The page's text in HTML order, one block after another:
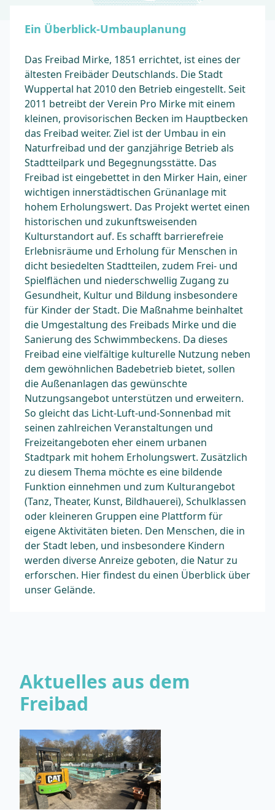
Ein Überblick-Umbauplanung
Das Freibad Mirke, 1851 errichtet, ist eines der
ältesten Freibäder Deutschlands. Die Stadt
Wuppertal hat 2010 den Betrieb eingestellt. Seit
2011 betreibt der Verein Pro Mirke mit einem
kleinen, provisorischen Becken im Hauptbecken
das Freibad weiter. Ziel ist der Umbau in ein
Naturfreibad und der ganzjährige Betrieb als
Stadtteilpark und Begegnungsstätte. Das
Freibad ist eingebettet in den Mirker Hain, einer
wichtigen innerstädtischen Grünanlage mit
hohem Erholungswert. Das Projekt wertet einen
historischen und zukunftsweisenden
Kulturstandort auf. Es schafft barrierefreie
Erlebnisräume und Erholung für Menschen in
dicht besiedelten Stadtteilen, zudem Frei- und
Spielflächen und niederschwellig Zugang zu
Gesundheit, Kultur und Bildung insbesondere
für Kinder der Stadt. Die Maßnahme beinhaltet
die Umgestaltung des Freibads Mirke und die
Sanierung des Schwimmbeckens. Da dieses
Freibad eine vielfältige kulturelle Nutzung neben
dem gewöhnlichen Badebetrieb bietet, sollen
die Außenanlagen das gewünschte
Nutzungsangebot unterstützen und erweitern.
So gleicht das Licht-Luft-und-Sonnenbad mit
seinen zahlreichen Veranstaltungen und
Freizeitangeboten eher einem urbanen
Stadtpark mit hohem Erholungswert. Zusätzlich
zu diesem Thema möchte es eine bildende
Funktion einnehmen und zum Kulturangebot
(Tanz, Theater, Kunst, Bildhauerei), Schulklassen
oder kleineren Gruppen eine Plattform für
eigene Aktivitäten bieten. Den Menschen, die in
der Stadt leben, und insbesondere Kindern
werden diverse Anreize geboten, die Natur zu
erforschen. Hier findest du einen Überblick über
unser Gelände.
Aktuelles aus dem
Freibad